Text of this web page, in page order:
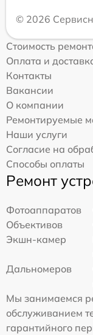
© 2026
Стоимость
Оплата и
Контакты
Вакансии
О компании
Ремонтируемые
Наши услуги
Согласие на
Способы оплаты
Ремонт
Фотоаппаратов
Объективов
Экшн-камер
Дальномеров
Мы занимаемся
обслуживанием
гарантийного